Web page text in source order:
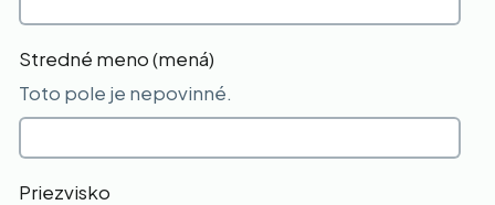
Stredné meno (mená)
Toto pole je nepovinné.
Priezvisko